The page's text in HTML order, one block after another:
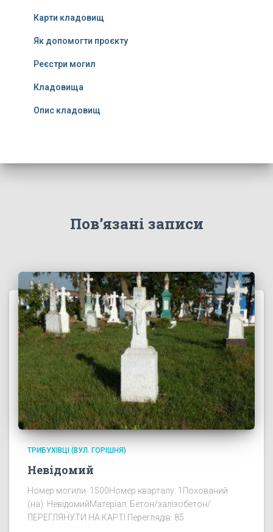
Карти кладовищ
Як допомогти проєкту
Реєстри могил
Кладовища
Опис кладовищ
Пов’язані записи
ТРИБУХІВЦІ (ВУЛ. ГОРІШНЯ)
Невідомий
Номер могили: 1500Номер кварталу: 1Похований
(на): НевідомийМатеріал: Бетон/залізобетон/
ПЕРЕГЛЯНУТИ НА КАРТІ Переглядів: 85